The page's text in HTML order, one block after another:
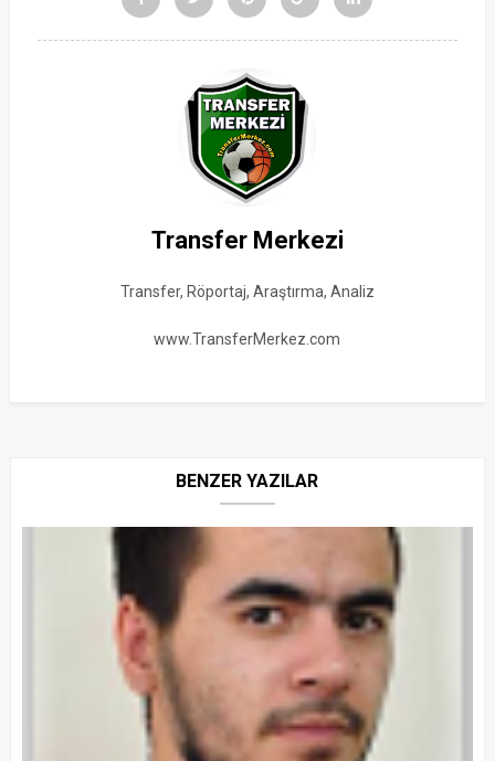
Transfer Merkezi
Transfer, Röportaj, Araştırma, Analiz
www.TransferMerkez.com
BENZER YAZILAR